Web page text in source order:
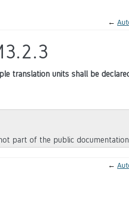
←
translation units shall be
part of the public
←